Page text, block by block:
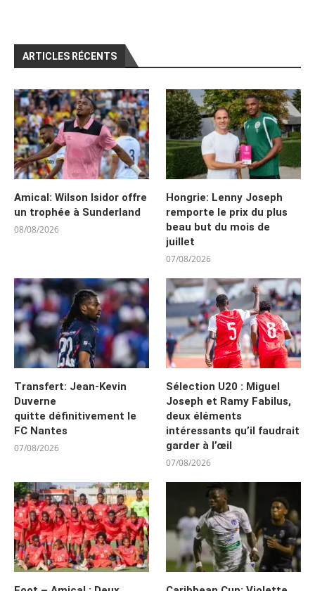
ARTICLES RÉCENTS
Amical: Wilson Isidor offre
un trophée à Sunderland
08/08/2026
Hongrie: Lenny Joseph
remporte le prix du plus
beau but du mois de
juillet
07/08/2026
Transfert: Jean-Kevin
Duverne
quitte définitivement le
FC Nantes
07/08/2026
Sélection U20 : Miguel
Joseph et Ramy Fabilus,
deux éléments
intéressants qu’il faudrait
garder à l’œil
07/08/2026